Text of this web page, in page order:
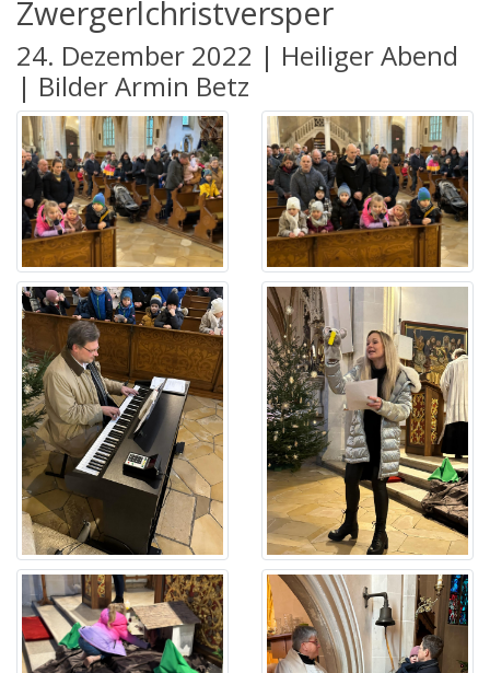
Zwergerlchristversper
24. Dezember 2022 | Heiliger Abend
| Bilder Armin Betz